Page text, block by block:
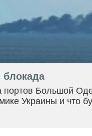
блокада
портов Большой
Украины и что